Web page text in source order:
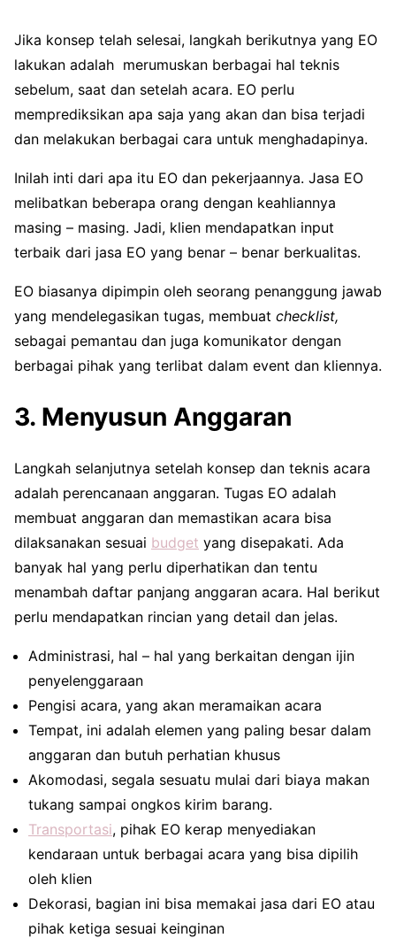
Jika konsep telah selesai, langkah berikutnya yang EO
lakukan adalah merumuskan berbagai hal teknis
sebelum, saat dan setelah acara. EO perlu
memprediksikan apa saja yang akan dan bisa terjadi
dan melakukan berbagai cara untuk menghadapinya.
Inilah inti dari apa itu EO dan pekerjaannya. Jasa EO
melibatkan beberapa orang dengan keahliannya
masing – masing. Jadi, klien mendapatkan input
terbaik dari jasa EO yang benar – benar berkualitas.
EO biasanya dipimpin oleh seorang penanggung jawab
yang mendelegasikan tugas, membuat checklist,
sebagai pemantau dan juga komunikator dengan
berbagai pihak yang terlibat dalam event dan kliennya.
3. Menyusun Anggaran
Langkah selanjutnya setelah konsep dan teknis acara
adalah perencanaan anggaran. Tugas EO adalah
membuat anggaran dan memastikan acara bisa
dilaksanakan sesuai budget yang disepakati. Ada
banyak hal yang perlu diperhatikan dan tentu
menambah daftar panjang anggaran acara. Hal berikut
perlu mendapatkan rincian yang detail dan jelas.
Administrasi, hal – hal yang berkaitan dengan ijin
penyelenggaraan
Pengisi acara, yang akan meramaikan acara
Tempat, ini adalah elemen yang paling besar dalam
anggaran dan butuh perhatian khusus
Akomodasi, segala sesuatu mulai dari biaya makan
tukang sampai ongkos kirim barang.
Transportasi, pihak EO kerap menyediakan
kendaraan untuk berbagai acara yang bisa dipilih
oleh klien
Dekorasi, bagian ini bisa memakai jasa dari EO atau
pihak ketiga sesuai keinginan